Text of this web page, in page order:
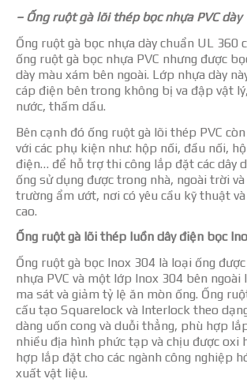
– Ống ruột gà lõi thép bọc nhựa PVC dày
Ống ruột gà bọc nhựa dày chuẩn UL 360
ống ruột gà bọc nhựa PVC nhưng được
dày màu xám bên ngoài. Lớp nhựa dày
cáp điện bên trong không bị va đập vật
nước, thấm dầu.
Bên cạnh đó ống ruột gà lõi thép PVC
với các phụ kiện như: hộp nối, đầu nối,
điện… để hỗ trợ thi công lắp đặt các dây
ống sử dụng được trong nhà, ngoài trời
trường ẩm ướt, nơi có yêu cầu kỹ thuật
cao.
Ống ruột gà lõi thép luồn dây điện bọc
Ống ruột gà bọc Inox 304 là loại ống
nhựa PVC và một lớp Inox 304 bên ngoài
ma sát và giảm tỷ lệ ăn mòn ống. Ống
cấu tạo Squarelock và Interlock theo
dàng uốn cong và duỗi thẳng, phù hợp
nhiều địa hình phức tạp và chịu được oxi
hợp lắp đặt cho các ngành công nghiệp
xuất vật liệu.